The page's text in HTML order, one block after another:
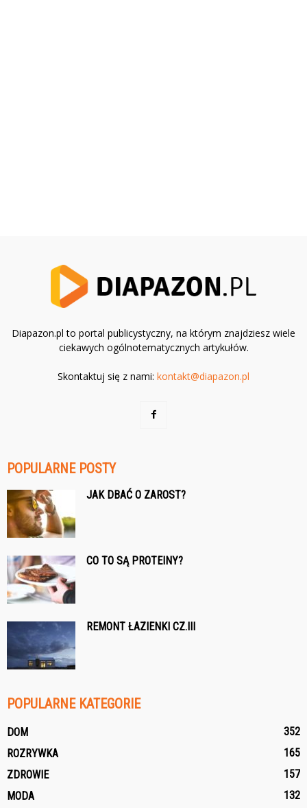
Diapazon.pl to portal publicystyczny, na którym znajdziesz wiele
ciekawych ogólnotematycznych artykułów.
Skontaktuj się z nami: kontakt@diapazon.pl
POPULARNE POSTY
JAK DBAĆ O ZAROST?
CO TO SĄ PROTEINY?
REMONT ŁAZIENKI CZ.III
POPULARNE KATEGORIE
DOM
352
ROZRYWKA
165
ZDROWIE
157
MODA
132